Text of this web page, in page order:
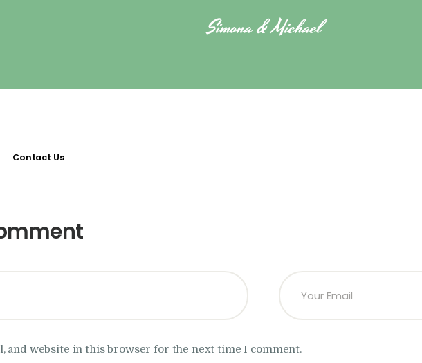
Simona & Michael
Contact Us
and website in this browser for the next time I comment.